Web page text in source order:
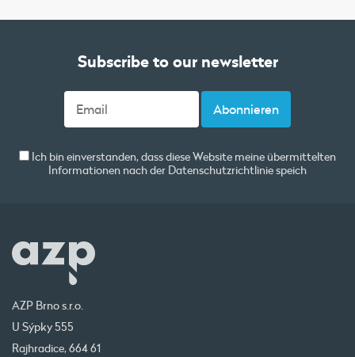
Subscribe to our newsletter
Ich bin einverstanden, dass diese Website meine übermittelten
Informationen nach der Datenschutzrichtliniespeich
AZP Brno s.r.o.
U Sýpky 555
Rajhradice, 664 61